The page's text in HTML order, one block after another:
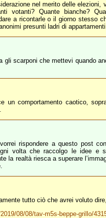
nel merito delle
votanti? Quante bianche?
a ricontarle o il giorno stesso
presunti ladri di
gli scarponi che mettevi quando
un comportamento caotico,
rispondere a questo post
volta che raccolgo le idee e
la realtà riesca a superare
tutto ciò che avrei voluto
08/08/tav-m5s-beppe-grillo/